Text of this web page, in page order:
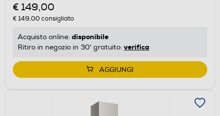
€ 149,00
€ 149,00consigliato
Acquisto online: disponibile
Ritiro in negozio in 30' gratuito: verifica
AGGIUNGI